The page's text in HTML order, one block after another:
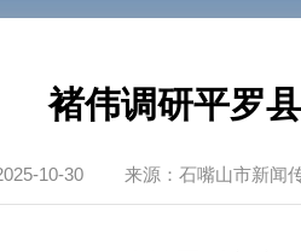
褚伟调研平罗
10-30 来源： 石嘴山市新闻